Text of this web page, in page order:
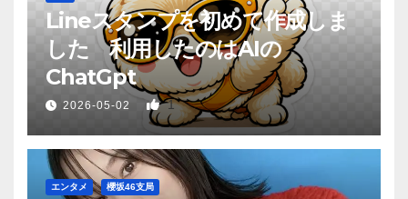
Lineスタンプを初めて作成しま
した 利用したのはAIの
ChatGpt
2026-05-02 1
エンタメ 櫻坂46支局